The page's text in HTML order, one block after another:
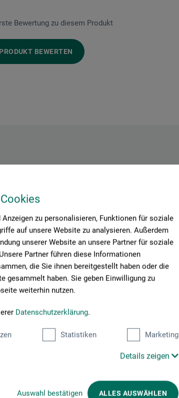
zu personalisieren, Funktionen für soziale
auf unsere Website zu analysieren. Außerdem
unserer Website an unsere Partner für soziale
Partner führen diese Informationen
die Sie ihnen bereitgestellt haben oder die
gesammelt haben. Sie geben Einwilligung zu
weiterhin nutzen.
Datenschutzerklärung.
Statistiken Marketing
Details zeigen
Auswahl bestätigen ALLES AUSWÄHLEN
Bewertung zu diesem Produkt
BEWERTEN
Kontakt
des Herstellers zu diesem Produkt.